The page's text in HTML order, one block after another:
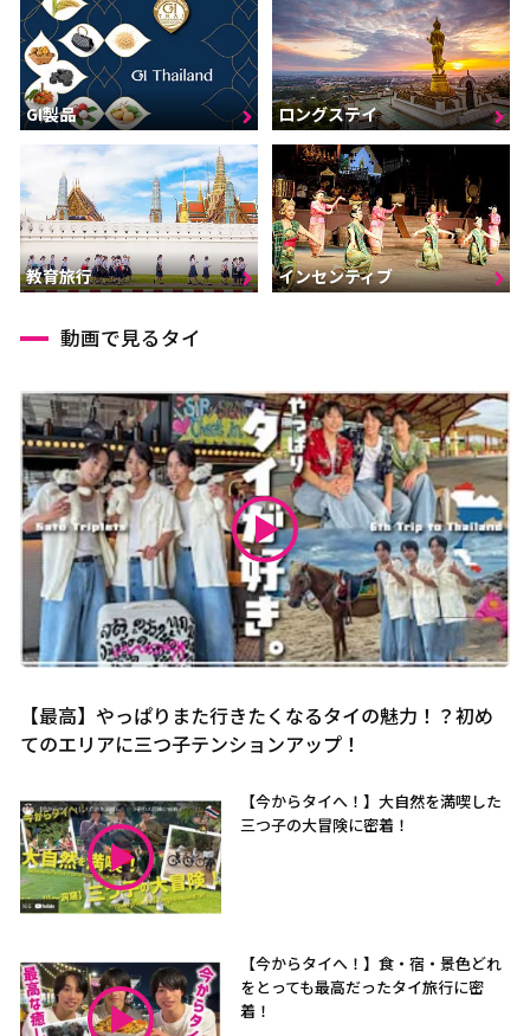
GI製品 ロングステイ
教育旅行 インセンティブ
動画で見るタイ
【最高】やっぱりまた行きたくなるタイの魅力！？初め
てのエリアに三つ子テンションアップ！
【今からタイへ！】大自然を満喫した
三つ子の大冒険に密着！
【今からタイへ！】食・宿・景色どれ
をとっても最高だったタイ旅行に密
着！